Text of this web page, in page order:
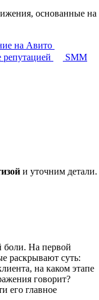
основанные на
на Авито
репутацией
SMM
и уточним детали.
боли. На первой
раскрывают суть:
на каком этапе
говорит?
его главное